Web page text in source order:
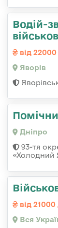
Водій-
від
Яворів
Дніпро
93-тя
«Холодний
від
Вся